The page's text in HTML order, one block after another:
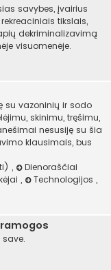
savybes, įvairius
tikslais,
dekriminalizavimą
visuomenėje.
su vazoninių ir sodo
skinimu, tręšimu,
nesusiję su šia
klausimais, bus
,
Dienoraščiai
, Technologijos ,